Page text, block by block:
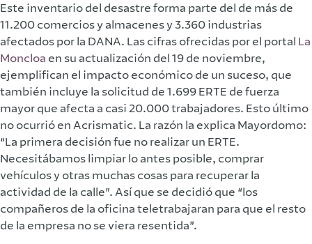
Este inventario del desastre forma parte del de más de
11.200 comercios y almacenes y 3.360 industrias
afectados por la DANA. Las cifras ofrecidas por el portal La
Moncloa en su actualización del 19 de noviembre,
ejemplifican el impacto económico de un suceso, que
también incluye la solicitud de 1.699 ERTE de fuerza
mayor que afecta a casi 20.000 trabajadores. Esto último
no ocurrió en Acrismatic. La razón la explica Mayordomo:
“La primera decisión fue no realizar un ERTE.
Necesitábamos limpiar lo antes posible, comprar
vehículos y otras muchas cosas para recuperar la
actividad de la calle”. Así que se decidió que “los
compañeros de la oficina teletrabajaran para que el resto
de la empresa no se viera resentida”.